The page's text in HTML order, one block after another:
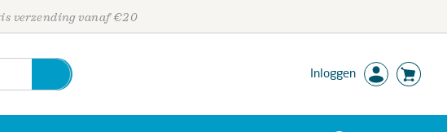
verzending vanaf €20
Inloggen